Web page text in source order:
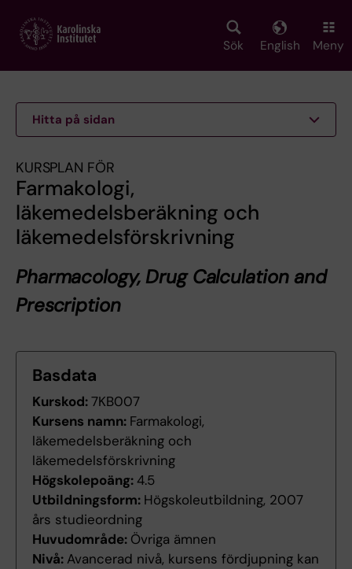
main
Sök English Meny
Hitta på sidan
KURSPLAN FÖR
Farmakologi,
läkemedelsberäkning och
läkemedelsförskrivning
Pharmacology, Drug Calculation and
Prescription
Basdata
Kurskod:7KB007
Kursens namn: Farmakologi,
läkemedelsberäkning och
läkemedelsförskrivning
Högskolepoäng:4.5
Utbildningsform: Högskoleutbildning, 2007
års studieordning
Huvudområde: Övriga ämnen
Nivå: Avancerad nivå, kursens fördjupning kan